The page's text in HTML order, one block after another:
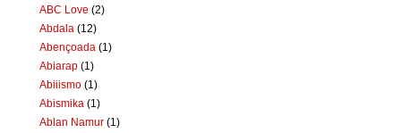
ABC Love (2)
Abdala (12)
Abençoada (1)
Abiarap (1)
Abiiismo (1)
Abismika (1)
Ablan Namur (1)